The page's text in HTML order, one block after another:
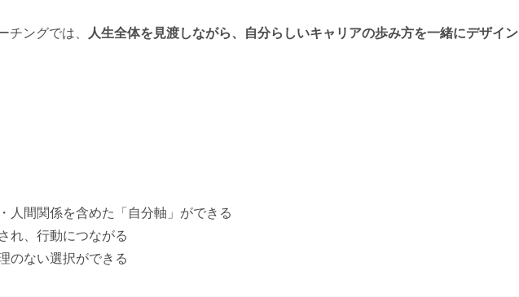
チングでは、 人生全体を見渡しながら、自分らしいキャリアの歩み方を一緒にデザイン
人間関係を含めた「自分軸」ができる
れ、行動につながる
のない選択ができる